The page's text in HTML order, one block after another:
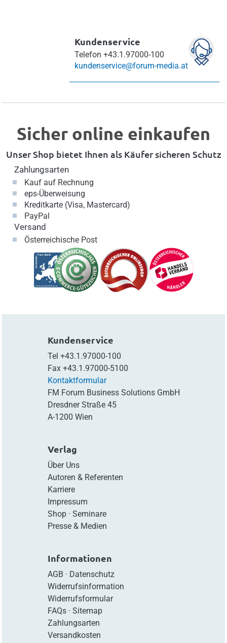
Kundenservice
Telefon +43.1.97000-100
kundenservice@forum-media.at
Sicher online einkaufen
Unser Shop bietet Ihnen als Käufer sicheren Schutz
Zahlungsarten
Kauf auf Rechnung
eps-Überweisung
Kreditkarte (Visa, Mastercard)
PayPal
Versand
Österreichische Post
Kundenservice
Tel +43.1.97000-100
Fax +43.1.97000-5100
Kontaktformular
FM Forum Business Solutions GmbH
Dresdner Straße 45
A-1200 Wien
Verlag
Über Uns
Autoren & Referenten
Karriere
Impressum
Shop· Seminare
Presse & Medien
Informationen
AGB · Datenschutz
Widerrufsinformation
Widerrufsformular
FAQs· Sitemap
Zahlungsarten
Versandkosten